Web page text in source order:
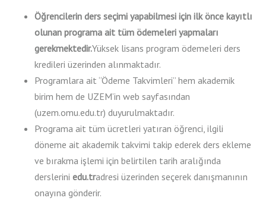
Öğrencilerin ders seçimi yapabilmesi için ilk önce kayıtlı
olunan programa ait tüm ödemeleri yapmaları
gerekmektedir.Yüksek lisans program ödemeleri ders
kredileri üzerinden alınmaktadır.
Programlara ait “Ödeme Takvimleri” hem akademik
birim hem de UZEM’in web sayfasından
(uzem.omu.edu.tr) duyurulmaktadır.
Programa ait tüm ücretleri yatıran öğrenci, ilgili
döneme ait akademik takvimi takip ederek ders ekleme
ve bırakma işlemi için belirtilen tarih aralığında
dersleriniedu.tradresi üzerinden seçerek danışmanının
onayına gönderir.